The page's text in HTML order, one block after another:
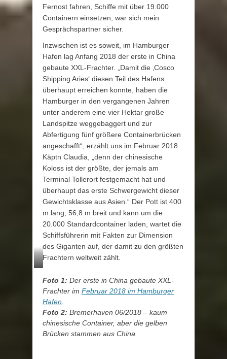
Fernost fahren, Schiffe mit über 19.000
Containern einsetzen, war sich mein
Gesprächspartner sicher.
Inzwischen ist es soweit, im Hamburger
Hafen lag Anfang 2018 der erste in China
gebaute XXL-Frachter. „Damit die ‚Cosco
Shipping Aries‘ diesen Teil des Hafens
überhaupt erreichen konnte, haben die
Hamburger in den vergangenen Jahren
unter anderem eine vier Hektar große
Landspitze weggebaggert und zur
Abfertigung fünf größere Containerbrücken
angeschafft“, erzählt uns im Februar 2018
Käptn Claudia, „denn der chinesische
Koloss ist der größte, der jemals am
Terminal Tollerort festgemacht hat und
überhaupt das erste Schwergewicht dieser
Gewichtsklasse aus Asien.“ Der Pott ist 400
m lang, 56,8 m breit und kann um die
20.000 Standardcontainer laden, wartet die
Schiffsführerin mit Fakten zur Dimension
des Giganten auf, der damit zu den größten
Frachtern weltweit zählt.
Foto 1: Der erste in China gebaute XXL-
Frachter im Februar 2018 im Hamburger
Hafen
Foto 2: Bremerhaven 06/2018 – kaum
chinesische Container, aber die gelben
Brücken stammen aus China